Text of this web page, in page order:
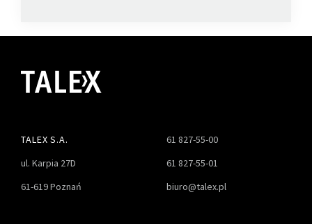
TALEX S.A.
ul. Karpia 27D
61-619 Poznań
61 827-55-00
61 827-55-01
biuro@talex.pl